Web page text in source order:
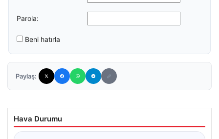
Parola:
Beni hatırla
Paylaş:
Hava Durumu